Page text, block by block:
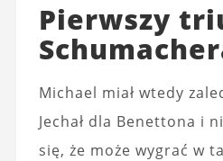
Pierwszy
Michael miał wtedy
Jechał dla Benettona i
się, że może wygrać w